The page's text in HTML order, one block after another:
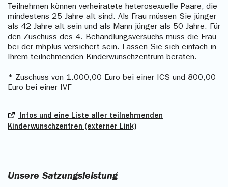
Teilnehmen können verheiratete heterosexuelle Paare, die
mindestens 25 Jahre alt sind. Als Frau müssen Sie jünger
als 42 Jahre alt sein und als Mann jünger als 50 Jahre. Für
den Zuschuss des 4. Behandlungsversuchs muss die Frau
bei der mhplus versichert sein. Lassen Sie sich einfach in
Ihrem teilnehmenden Kinderwunschzentrum beraten.
* Zuschuss von 1.000,00 Euro bei einer ICS und 800,00
Euro bei einer IVF
Infos und eine Liste aller teilnehmenden
Kinderwunschzentren (externer Link)
Unsere Satzungsleistung